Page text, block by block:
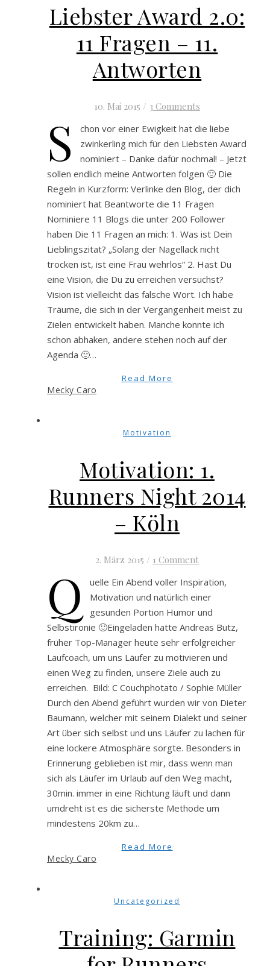
Liebster Award 2.0:
11 Fragen – 11.
Antworten
10. Mai 2015 / 3 Comments
S
chon vor einer Ewigkeit hat die liebe
zwinkerling mich für den Liebsten Award
nominiert – Danke dafür nochmal! – Jetzt
sollen endlich meine Antworten folgen 🙂 Die
Regeln in Kurzform: Verlinke den Blog, der dich
nominiert hat Beantworte die 11 Fragen
Nominiere 11 Blogs die unter 200 Follower
haben Die 11 Fragen an mich: 1. Was ist Dein
Lieblingszitat? „Solang der Nagellack nicht
trocken ist, ist eine Frau wehrlos“ 2. Hast Du
eine Vision, die Du zu erreichen versuchst?
Vision ist vielleicht das falsche Wort. Ich habe
Träume, die sich in der Vergangenheit meist zu
Zielen entwickelt haben. Manche konnte ich
schon abhaken, andere stehen noch auf der
Agenda 🙂…
Read More
Mecky Caro
Motivation
Motivation: 1.
Runners Night 2014
– Köln
2. März 2015 / 1 Comment
Q
uelle Ein Abend voller Inspiration,
Motivation und natürlich einer
gesunden Portion Humor und
Selbstironie 🙂Eingeladen hatte Andreas Butz,
früher Top-Manager heute sehr erfolgreicher
Laufcoach, um uns Läufer zu motivieren und
einen Weg zu finden, unsere Ziele auch zu
erreichen. Bild: C Couchphotato / Sophie Müller
Durch den Abend geführt wurden wir von Dieter
Baumann, welcher mit seinem Dialekt und seiner
Art über sich selbst und uns Läufer zu lachen für
eine lockere Atmosphäre sorgte. Besonders in
Erinnerung geblieben ist mir, dass wenn man
sich als Läufer im Urlaub auf den Weg macht,
30min. immer in eine Richtung läuft und dann
umdreht ist es die sicherste Methode um
mindestens 20km zu…
Read More
Mecky Caro
Uncategorized
Training: Garmin